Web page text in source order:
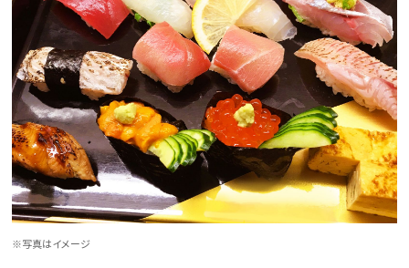
※写真はイメージ